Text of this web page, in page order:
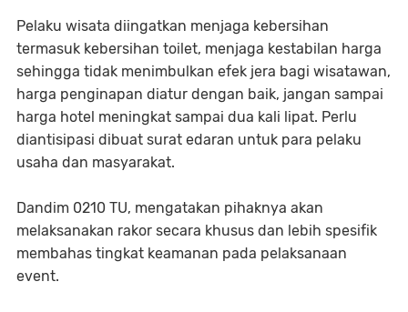
Pelaku wisata diingatkan menjaga kebersihan
termasuk kebersihan toilet, menjaga kestabilan harga
sehingga tidak menimbulkan efek jera bagi wisatawan,
harga penginapan diatur dengan baik, jangan sampai
harga hotel meningkat sampai dua kali lipat. Perlu
diantisipasi dibuat surat edaran untuk para pelaku
usaha dan masyarakat.
Dandim 0210 TU, mengatakan pihaknya akan
melaksanakan rakor secara khusus dan lebih spesifik
membahas tingkat keamanan pada pelaksanaan
event.